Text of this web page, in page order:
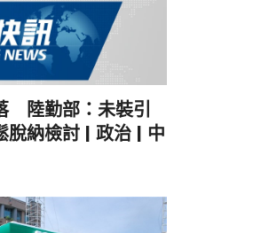
陸勤部：未裝引
脫納檢討 | 政治 | 中